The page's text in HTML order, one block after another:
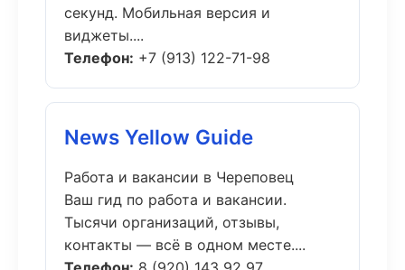
секунд. Мобильная версия и
виджеты....
Телефон: +7 (913) 122-71-98
News Yellow Guide
Работа и вакансии в Череповец
Ваш гид по работа и вакансии.
Тысячи организаций, отзывы,
контакты — всё в одном месте....